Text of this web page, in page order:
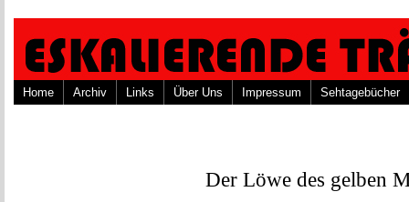
Home Archiv Links Über Uns Impressum Sehtagebücher
Der Löwe des gelben